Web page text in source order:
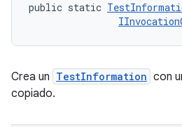
public static
Crea un TestInformation con
copiado.